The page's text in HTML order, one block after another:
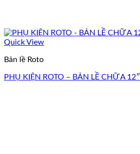
Quick View
Bản lề Roto
PHỤ KIỆN ROTO – BẢN LỀ CHỮ A 12″